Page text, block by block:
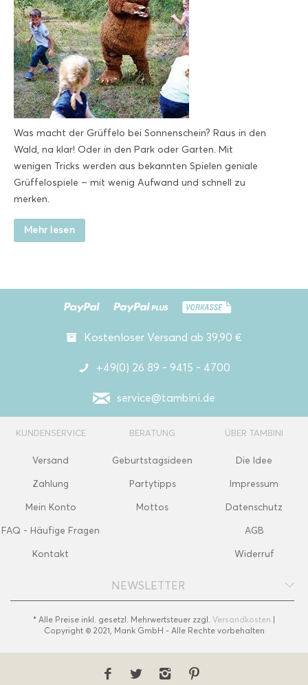
Was macht der Grüffelo bei Sonnenschein? Raus in den
Wald, na klar! Oder in den Park oder Garten. Mit
wenigen Tricks werden aus bekannten Spielen geniale
Grüffelospiele – mit wenig Aufwand und schnell zu
merken.
Mehr lesen
Kostenloser Versand ab 39,90 €
+49(0) 26 89 - 9415 - 4700
service@tambini.de
KUNDENSERVICE
Versand
Zahlung
Mein Konto
FAQ - Häufige Fragen
Kontakt
BERATUNG
Geburtstagsideen
Partytipps
Mottos
ÜBER TAMBINI
Die Idee
Impressum
Datenschutz
AGB
Widerruf
NEWSLETTER
* Alle Preise inkl. gesetzl. Mehrwertsteuer zzgl. Versandkosten |
Copyright © 2021, Mank GmbH - Alle Rechte vorbehalten